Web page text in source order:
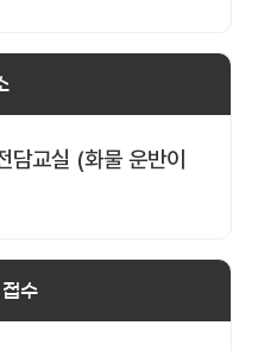
담교실 (화물 운반이
수